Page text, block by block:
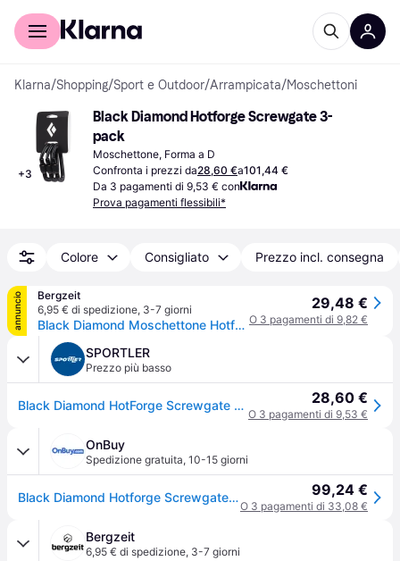
Per il tuo shopping
Klarna/Shopping/Sport e Outdoor/Arrampicata/Moschettoni
+3
Black Diamond Hotforge Screwgate 3-
pack
Moschettone, Forma a D
Confronta i prezzi da28,60 €a101,44 €
Da 3 pagamenti di 9,53 € con
Prova pagamenti flessibili*
Colore Consigliato Prezzo incl. consegna
annuncio
Bergzeit
6,95 € di spedizione, 3-7 giorni
Black Diamond Moschettone Hotforge Screwgate confezione da 3 pezzi - Nero
29,48 €
O 3 pagamenti di 9,82 €
SPORTLER
Prezzo più basso
Black Diamond HotForge Screwgate 3 pack - set di moschettoni 28,60 €
O 3 pagamenti di 9,53 €
OnBuy
Spedizione gratuita, 10-15 giorni
Black Diamond Hotforge Screwgate Karabiner 3er-Pack Grau 99,24 €
O 3 pagamenti di 33,08 €
Bergzeit
6,95 € di spedizione, 3-7 giorni